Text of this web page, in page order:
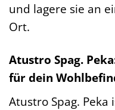
und lagere sie an
Ort.
Atustro Spag.
für dein
Atustro Spag.